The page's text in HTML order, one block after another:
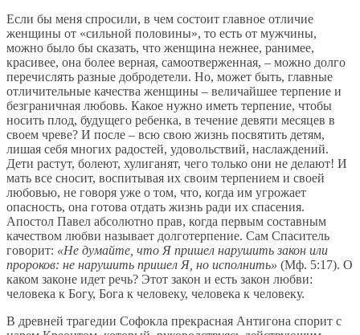
Если бы меня спросили, в чем состоит главное отличие
женщины от «сильной половины», то есть от мужчины,
можно было бы сказать, что женщина нежнее, ранимее,
красивее, она более верная, самоотверженная, – можно долго
перечислять разные добродетели. Но, может быть, главные
отличительные качества женщины – величайшее терпение и
безграничная любовь. Какое нужно иметь терпение, чтобы
носить плод, будущего ребенка, в течение девяти месяцев в
своем чреве? И после – всю свою жизнь посвятить детям,
лишая себя многих радостей, удовольствий, наслаждений.
Дети растут, болеют, хулиганят, чего только они не делают! И
мать все сносит, воспитывая их своим терпением и своей
любовью, не говоря уже о том, что, когда им угрожает
опасность, она готова отдать жизнь ради их спасения.
Апостол Павел абсолютно прав, когда первым составным
качеством любви называет долготерпение. Сам Спаситель
говорит: «Не думайте, что Я пришел нарушить закон или
пророков: не нарушить пришел Я, но исполнить» (Мф. 5:17). О
каком законе идет речь? Этот закон и есть закон любви:
человека к Богу, Бога к человеку, человека к человеку.
В древней трагедии Софокла прекрасная Антигона спорит с